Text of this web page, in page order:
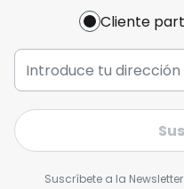
Cliente
Suscríbete a la